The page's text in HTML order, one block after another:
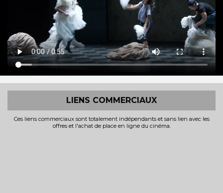
LIENS COMMERCIAUX
Ces liens commerciaux sont totalement indépendants et sans lien avec les
offres et l'achat de place en ligne du cinéma.